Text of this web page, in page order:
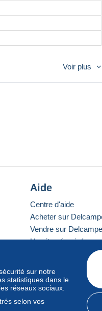
Voir plus
sur notre
statistiques dans le
réseaux sociaux.
selon vos
Aide
Centre d'aide
Acheter sur
Vendre sur Delcampe
Un site sécurisé